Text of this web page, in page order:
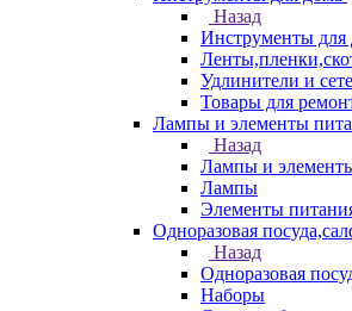
Назад
Инструменты для
Удлинители и
Товары для
Лампы и элементы
Назад
Лампы и
Лампы
Элементы
Одноразовая
Назад
Одноразовая
Наборы